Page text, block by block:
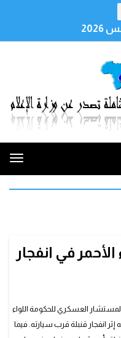
في انفجار
العسكري للحكومة اللواء
انفجار قنبلة قرب سيارته. فيما